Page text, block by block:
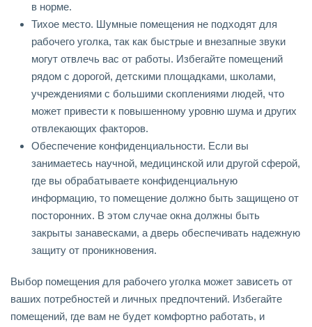
в норме.
Тихое место. Шумные помещения не подходят для
рабочего уголка, так как быстрые и внезапные звуки
могут отвлечь вас от работы. Избегайте помещений
рядом с дорогой, детскими площадками, школами,
учреждениями с большими скоплениями людей, что
может привести к повышенному уровню шума и других
отвлекающих факторов.
Обеспечение конфиденциальности. Если вы
занимаетесь научной, медицинской или другой сферой,
где вы обрабатываете конфиденциальную
информацию, то помещение должно быть защищено от
посторонних. В этом случае окна должны быть
закрыты занавесками, а дверь обеспечивать надежную
защиту от проникновения.
Выбор помещения для рабочего уголка может зависеть от
ваших потребностей и личных предпочтений. Избегайте
помещений, где вам не будет комфортно работать, и